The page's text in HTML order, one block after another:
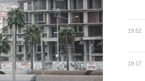
19:52
19:17